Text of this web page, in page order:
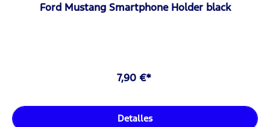
Ford Mustang Smartphone Holder black
7,90 €*
Detalles